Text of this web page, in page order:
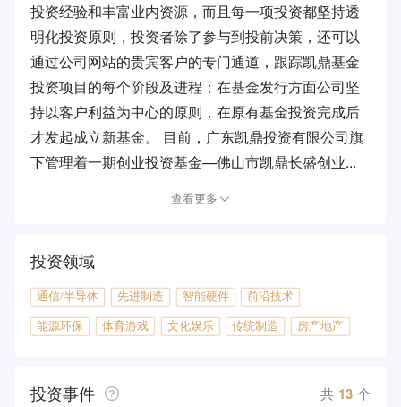
投资经验和丰富业内资源，而且每一项投资都坚持透
明化投资原则，投资者除了参与到投前决策，还可以
通过公司网站的贵宾客户的专门通道，跟踪凯鼎基金
投资项目的每个阶段及进程；在基金发行方面公司坚
持以客户利益为中心的原则，在原有基金投资完成后
才发起成立新基金。 目前，广东凯鼎投资有限公司旗
下管理着一期创业投资基金—佛山市凯鼎长盛创业...
查看更多
投资领域
通信/半导体 先进制造 智能硬件 前沿技术
能源环保 体育游戏 文化娱乐 传统制造 房产地产
投资事件 共 13 个